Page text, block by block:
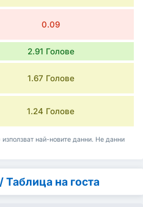
0.09
2.91 Голове
1.67 Голове
1.24 Голове
най-новите данни. Не данни
на госта